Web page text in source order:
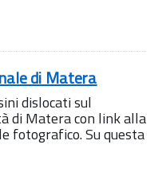
di Matera
dislocati sul
di Matera con link alla
fotografico. Su questa